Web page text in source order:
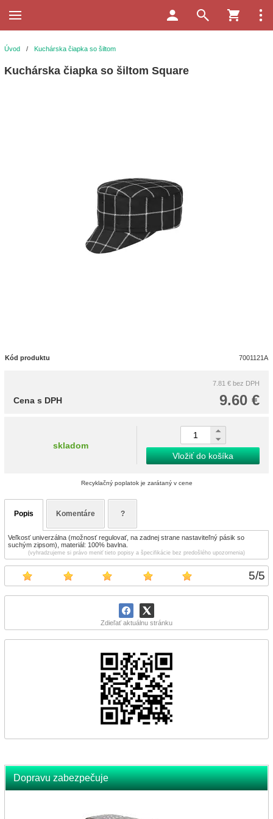
5/5
Zdieľať aktuálnu stránku
Dopravu zabezpečuje
Úvod / Kuchárska čiapka so šiltom
Kuchárska čiapka so šiltom Square
Kód produktu 7001121A
7.81 € bez DPH
9.60 €
Cena s DPH
skladom
Vložiť do košíka
Recyklačný poplatok je zarátaný v cene
Popis Komentáre ?
Veľkosť univerzálna (možnosť regulovať, na zadnej strane nastaviteľný pásik so
suchým zipsom), materiál: 100% bavlna.
(vyhradzujeme si právo meniť tieto popisy a špecifikácie bez predošlého upozornenia)